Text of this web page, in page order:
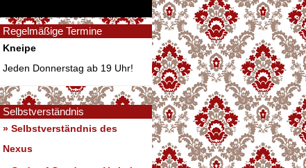
Regelmäßige Termine
Kneipe
Jeden Donnerstag ab 19 Uhr!
Selbstverständnis
» Selbstverständnis des
Nexus